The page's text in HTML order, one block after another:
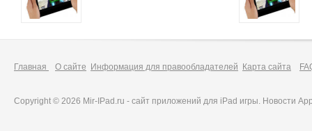
Главная О сайте Информация для правообладателей Карта сайта
Copyright © 2026 Mir-IPad.ru - сайт приложений для iPad игры. Новости